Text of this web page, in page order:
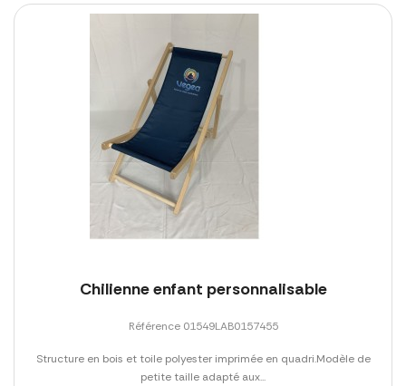
Chilienne enfant personnalisable
Référence 01549LAB0157455
Structure en bois et toile polyester imprimée en quadri.Modèle de
petite taille adapté aux...